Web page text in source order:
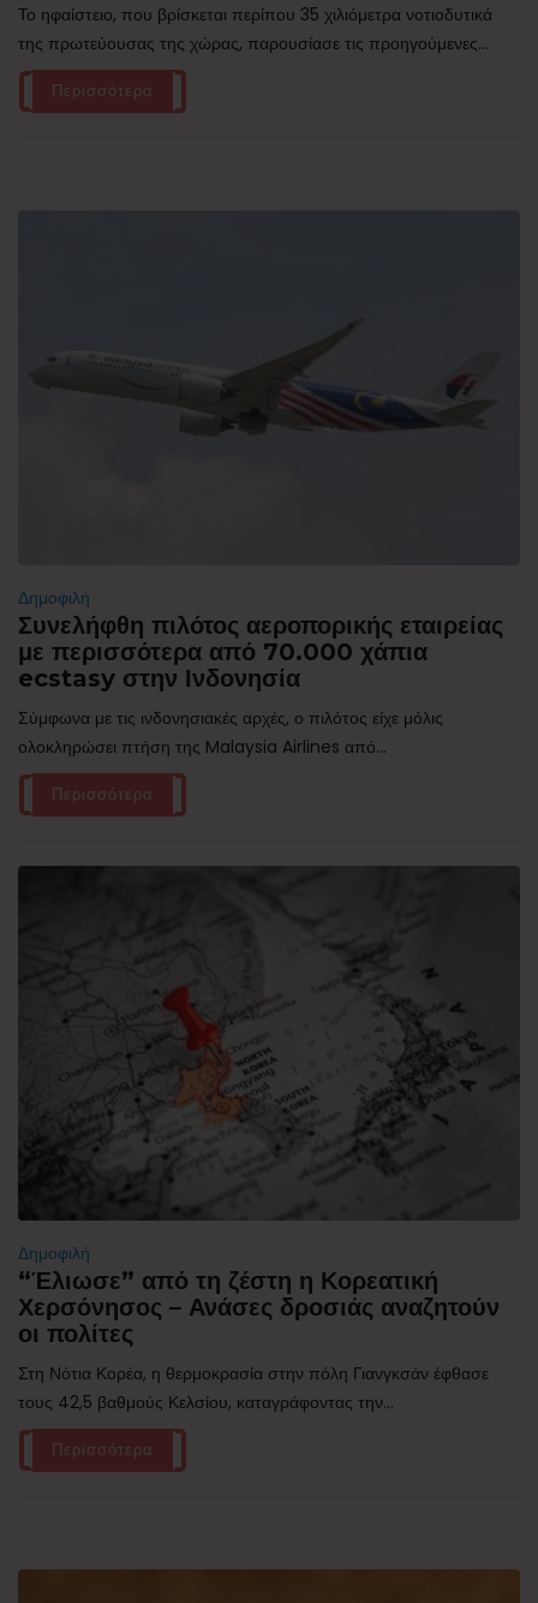
Το ηφαίστειο, που βρίσκεται περίπου 35 χιλιόμετρα νοτιοδυτικά
της πρωτεύουσας της χώρας, παρουσίασε τις προηγούμενες...
Περισσότερα
Δημοφιλή
Συνελήφθη πιλότος αεροπορικής εταιρείας
με περισσότερα από 70.000 χάπια
ecstasy στην Ινδονησία
Σύμφωνα με τις ινδονησιακές αρχές, ο πιλότος είχε μόλις
ολοκληρώσει πτήση της Malaysia Airlines από...
Περισσότερα
Δημοφιλή
“Έλιωσε” από τη ζέστη η Κορεατική
Χερσόνησος – Ανάσες δροσιάς αναζητούν
οι πολίτες
Στη Νότια Κορέα, η θερμοκρασία στην πόλη Γιανγκσάν έφθασε
τους 42,5 βαθμούς Κελσίου, καταγράφοντας την...
Περισσότερα